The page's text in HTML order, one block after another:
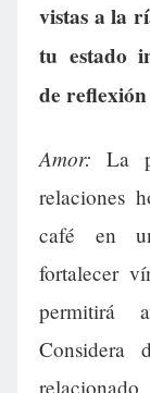
vistas a la
tu estado
de
Amor: La
relaciones
café en
fortalecer
permitirá
Considera